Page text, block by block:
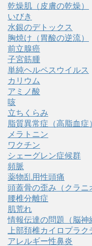
乾燥肌（皮膚の乾燥）
いびき
水銀のデトックス
胸焼け（胃酸の逆流）
前立腺癌
子宮筋腫
単純ヘルペスウイルス
カリウム
アミノ酸
咳
立ちくらみ
脂質異常症（高脂血症
メラトニン
ワクチン
シェーグレン症候群
頻脈
薬物乱用性頭痛
頭蓋骨の歪み（クラニ
腰椎分離症
肌荒れ
情報伝達の問題（脳神
上部頚椎カイロプラク
アレルギー性鼻炎